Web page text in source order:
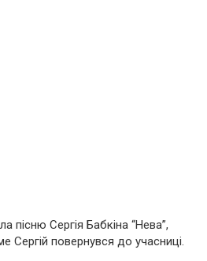
пісню Сергія Бабкіна “Нева”,
Сергій повернувся до учасниці.